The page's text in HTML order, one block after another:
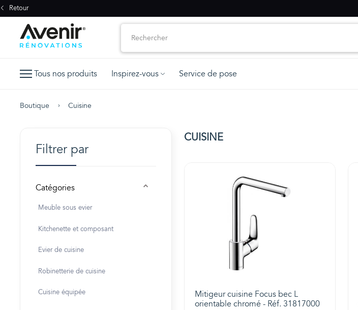
Retour
Tous nos produits Inspirez-vous Service de pose
Boutique Cuisine
Filtrer par
Catégories
Meuble sous evier
Kitchenette et composant
Evier de cuisine
Robinetterie de cuisine
Cuisine équipée
CUISINE
Mitigeur cuisine Focus bec L
orientable chromé - Réf. 31817000